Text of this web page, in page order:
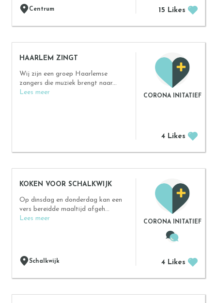
Centrum 15 Likes
HAARLEM ZINGT
Wij zijn een groep Haarlemse
zangers die muziek brengt naar...
Lees meer
CORONA INITATIEF
4 Likes
KOKEN VOOR SCHALKWIJK
Op dinsdag en donderdag kan een
vers bereidde maaltijd afgeh...
Lees meer
Schalkwijk
CORONA INITATIEF
4 Likes